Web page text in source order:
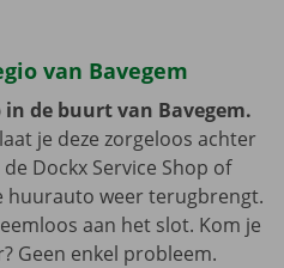
van Bavegem
de buurt van Bavegem.
je deze zorgeloos achter
Dockx Service Shop of
huurauto weer terugbrengt.
aan het slot. Kom je
Geen enkel probleem.